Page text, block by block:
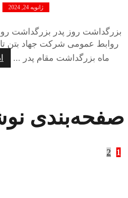
ژانویه 24, 2024
بزرگداشت روز پدر بزرگداشت
ماه بزرگداشت مقام پدر ...
صفحه‌بندی
1
2